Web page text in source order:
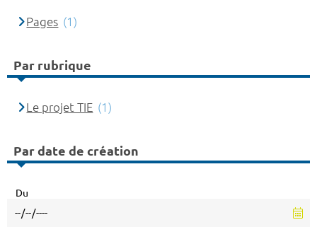
Pages (1)
Par rubrique
Le projet TIE (1)
Par date de création
Du